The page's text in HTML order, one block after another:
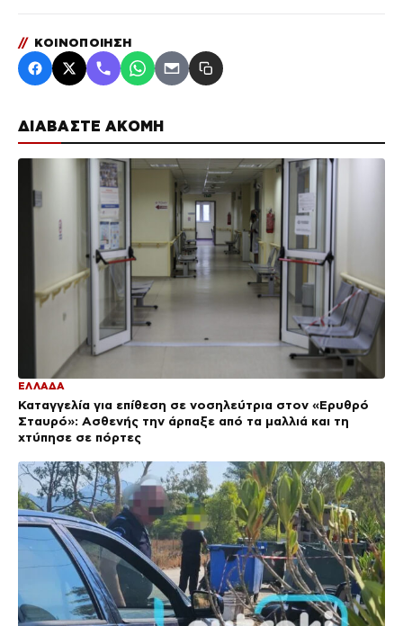
ΔΙΑΒΑΣΤΕ ΑΚΟΜΗ
ΕΛΛΑΔΑ
Καταγγελία για επίθεση σε νοσηλεύτρια στον «Ερυθρό
Σταυρό»: Ασθενής την άρπαξε από τα μαλλιά και τη
χτύπησε σε πόρτες
// ΚΟΙΝΟΠΟΙΗΣΗ